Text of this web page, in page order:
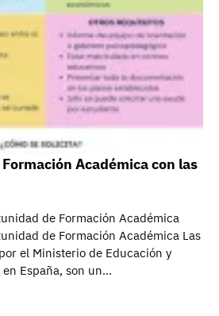
Académica con las
de Formación Académica
de Formación Académica Las
el Ministerio de Educación y
España, son un…